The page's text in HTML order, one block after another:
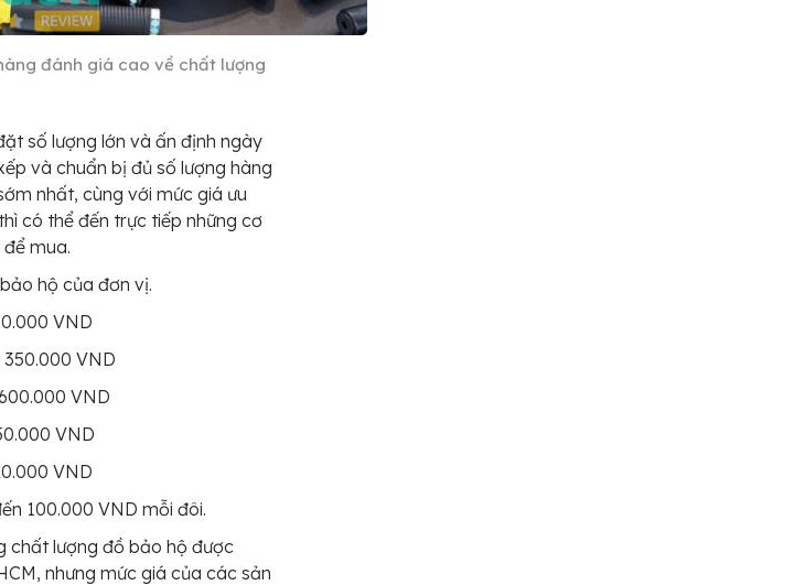
đánh giá cao về chất lượng
số lượng lớn và ấn định ngày
và chuẩn bị đủ số lượng hàng
nhất, cùng với mức giá ưu
có thể đến trực tiếp những cơ
mua.
hộ của đơn vị.
VND
VND
VND
VND
VND
100.000 VND mỗi đôi.
chất lượng đồ bảo hộ được
nhưng mức giá của các sản